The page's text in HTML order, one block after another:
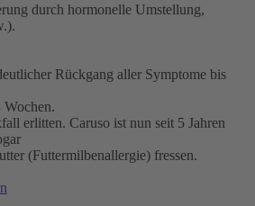
durch hormonelle Umstellung,
Rückgang aller Symptome bis
Wochen.
erlitten. Caruso ist nun seit 5 Jahren
(Futtermilbenallergie) fressen.